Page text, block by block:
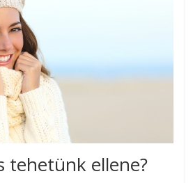
tehetünk ellene?